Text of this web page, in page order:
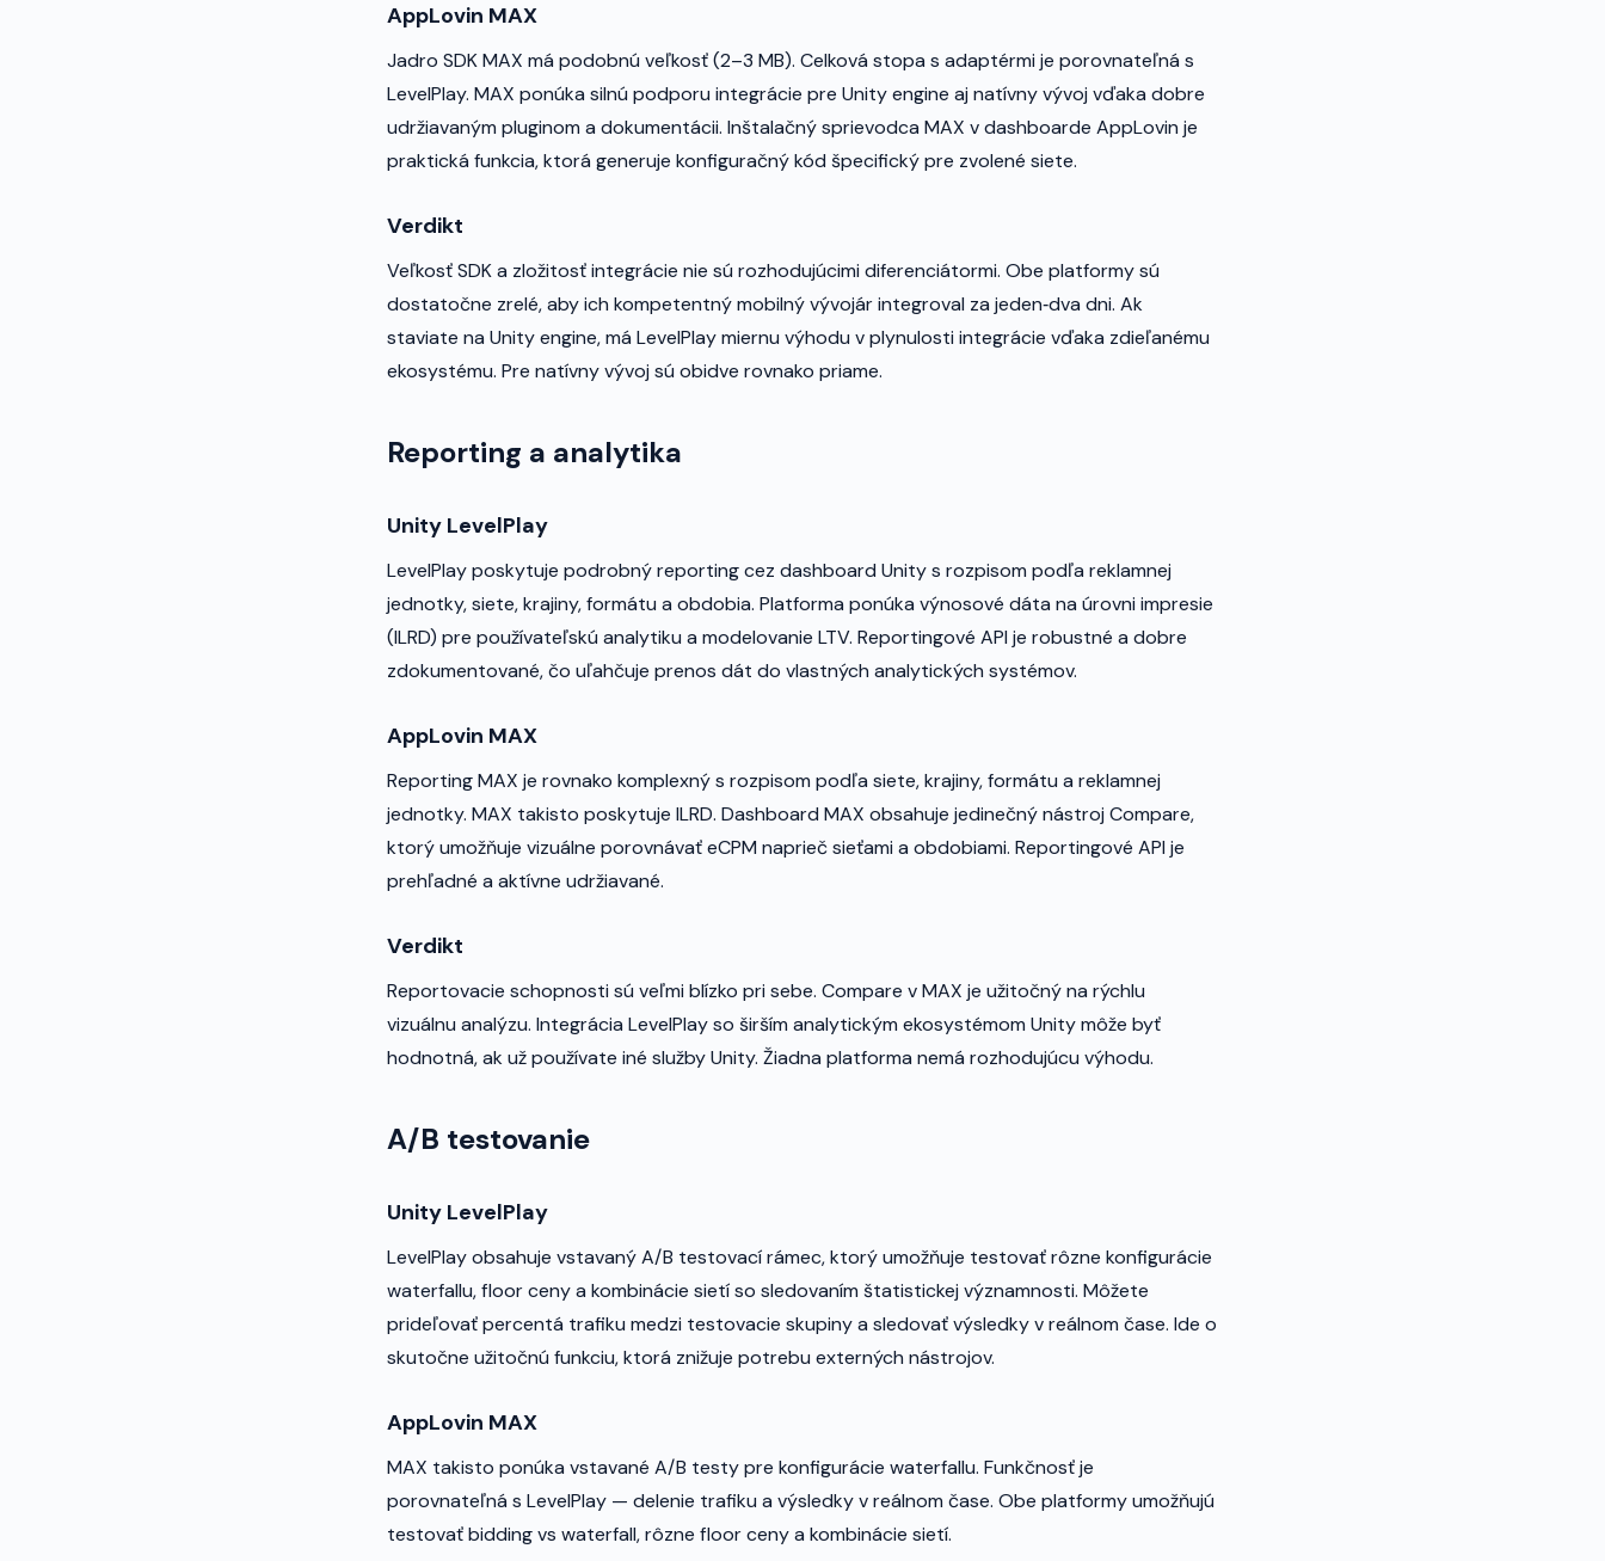
AppLovin MAX
Jadro SDK MAX má podobnú veľkosť (2–3 MB). Celková stopa s adaptérmi je porovnateľná s
LevelPlay. MAX ponúka silnú podporu integrácie pre Unity engine aj natívny vývoj vďaka dobre
udržiavaným pluginom a dokumentácii. Inštalačný sprievodca MAX v dashboarde AppLovin je
praktická funkcia, ktorá generuje konfiguračný kód špecifický pre zvolené siete.
Verdikt
Veľkosť SDK a zložitosť integrácie nie sú rozhodujúcimi diferenciátormi. Obe platformy sú
dostatočne zrelé, aby ich kompetentný mobilný vývojár integroval za jeden‑dva dni. Ak
staviate na Unity engine, má LevelPlay miernu výhodu v plynulosti integrácie vďaka zdieľanému
ekosystému. Pre natívny vývoj sú obidve rovnako priame.
Reporting a analytika
Unity LevelPlay
LevelPlay poskytuje podrobný reporting cez dashboard Unity s rozpisom podľa reklamnej
jednotky, siete, krajiny, formátu a obdobia. Platforma ponúka výnosové dáta na úrovni impresie
(ILRD) pre používateľskú analytiku a modelovanie LTV. Reportingové API je robustné a dobre
zdokumentované, čo uľahčuje prenos dát do vlastných analytických systémov.
AppLovin MAX
Reporting MAX je rovnako komplexný s rozpisom podľa siete, krajiny, formátu a reklamnej
jednotky. MAX takisto poskytuje ILRD. Dashboard MAX obsahuje jedinečný nástroj Compare,
ktorý umožňuje vizuálne porovnávať eCPM naprieč sieťami a obdobiami. Reportingové API je
prehľadné a aktívne udržiavané.
Verdikt
Reportovacie schopnosti sú veľmi blízko pri sebe. Compare v MAX je užitočný na rýchlu
vizuálnu analýzu. Integrácia LevelPlay so širším analytickým ekosystémom Unity môže byť
hodnotná, ak už používate iné služby Unity. Žiadna platforma nemá rozhodujúcu výhodu.
A/B testovanie
Unity LevelPlay
LevelPlay obsahuje vstavaný A/B testovací rámec, ktorý umožňuje testovať rôzne konfigurácie
waterfallu, floor ceny a kombinácie sietí so sledovaním štatistickej významnosti. Môžete
prideľovať percentá trafiku medzi testovacie skupiny a sledovať výsledky v reálnom čase. Ide o
skutočne užitočnú funkciu, ktorá znižuje potrebu externých nástrojov.
AppLovin MAX
MAX takisto ponúka vstavané A/B testy pre konfigurácie waterfallu. Funkčnosť je
porovnateľná s LevelPlay — delenie trafiku a výsledky v reálnom čase. Obe platformy umožňujú
testovať bidding vs waterfall, rôzne floor ceny a kombinácie sietí.